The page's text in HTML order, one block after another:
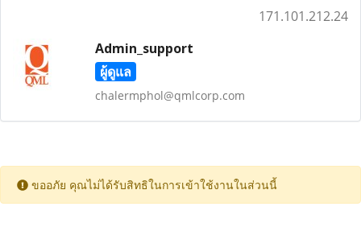
171.101.212.24
Admin_support
ผู้ดูแล
chalermphol@qmlcorp.com
ขออภัย คุณไม่ได้รับสิทธิในการเข้าใช้งานในส่วนนี้